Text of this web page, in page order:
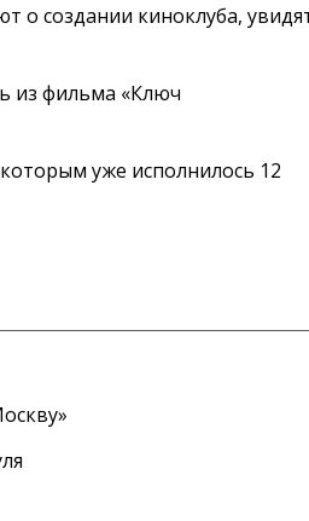
о создании киноклуба,
из фильма «Ключ
уже исполнилось 12